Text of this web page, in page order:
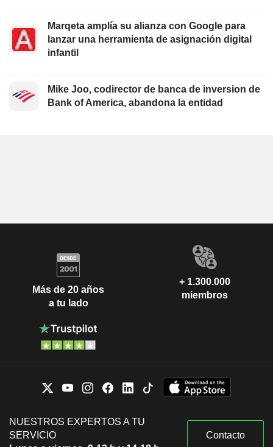
Marqeta amplía su alianza con Google para
lanzar una herramienta de asignación digital
infantil
Mike Joo, codirector de banca de inversion de
Bank of America, abandona la entidad
Más de 20 años
a tu lado
+ 1.300.000
miembros
NUESTROS EXPERTOS A TU
SERVICIO
Contacto